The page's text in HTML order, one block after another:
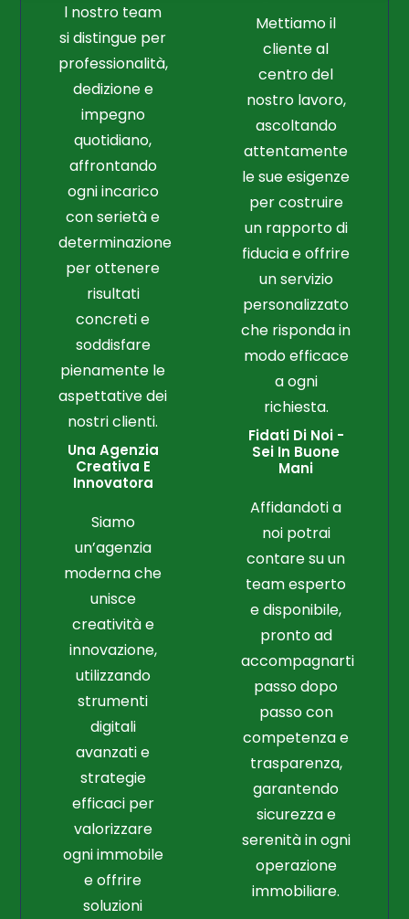
l nostro team
si distingue per
professionalità,
dedizione e
impegno
quotidiano,
affrontando
ogni incarico
con serietà e
determinazione
per ottenere
risultati
concreti e
soddisfare
pienamente le
aspettative dei
nostri clienti.
Una Agenzia
Creativa E
Innovatora
Siamo
un’agenzia
moderna che
unisce
creatività e
innovazione,
utilizzando
strumenti
digitali
avanzati e
strategie
efficaci per
valorizzare
ogni immobile
e offrire
soluzioni
Mettiamo il
cliente al
centro del
nostro lavoro,
ascoltando
attentamente
le sue esigenze
per costruire
un rapporto di
fiducia e offrire
un servizio
personalizzato
che risponda in
modo efficace
a ogni
richiesta.
Fidati Di Noi -
Sei In Buone
Mani
Affidandoti a
noi potrai
contare su un
team esperto
e disponibile,
pronto ad
accompagnarti
passo dopo
passo con
competenza e
trasparenza,
garantendo
sicurezza e
serenità in ogni
operazione
immobiliare.